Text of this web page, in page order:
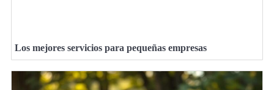
Los mejores servicios para pequeñas empresas